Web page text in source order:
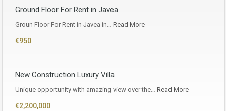
Ground Floor For Rent in Javea
Groun Floor For Rent in Javea in… Read More
€950
New Construction Luxury Villa
Unique opportunity with amazing view over the… Read More
€2,200,000